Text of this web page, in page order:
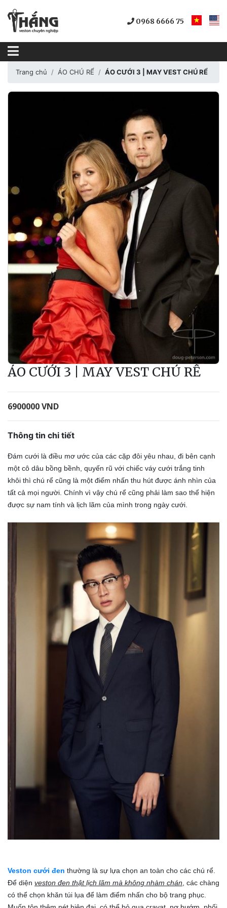
0968 6666 75
Trang chủ ÁO CHÚ RỂ ÁO CƯỚI 3 | MAY VEST CHÚ RỂ
ÁO CƯỚI 3 | MAY VEST CHÚ RỂ
6900000 VND
Thông tin chi tiết
Đám cưới là điều mơ ước của các cặp đôi yêu nhau, đi bên cạnh
một cô dâu bồng bềnh, quyến rũ với chiếc váy cưới trắng tinh
khôi thì chú rể cũng là một điểm nhấn thu hút được ánh nhìn của
tất cả mọi người. Chính vì vậy chú rể cũng phải làm sao thể hiện
được sự nam tính và lịch lãm của mình trong ngày cưới.
Veston cưới đen thường là sự lựa chọn an toàn cho các chú rể.
Để diện veston đen thật lịch lãm mà không nhàm chán, các chàng
có thể chọn khăn túi lụa để làm điểm nhấn cho bộ trang phục.